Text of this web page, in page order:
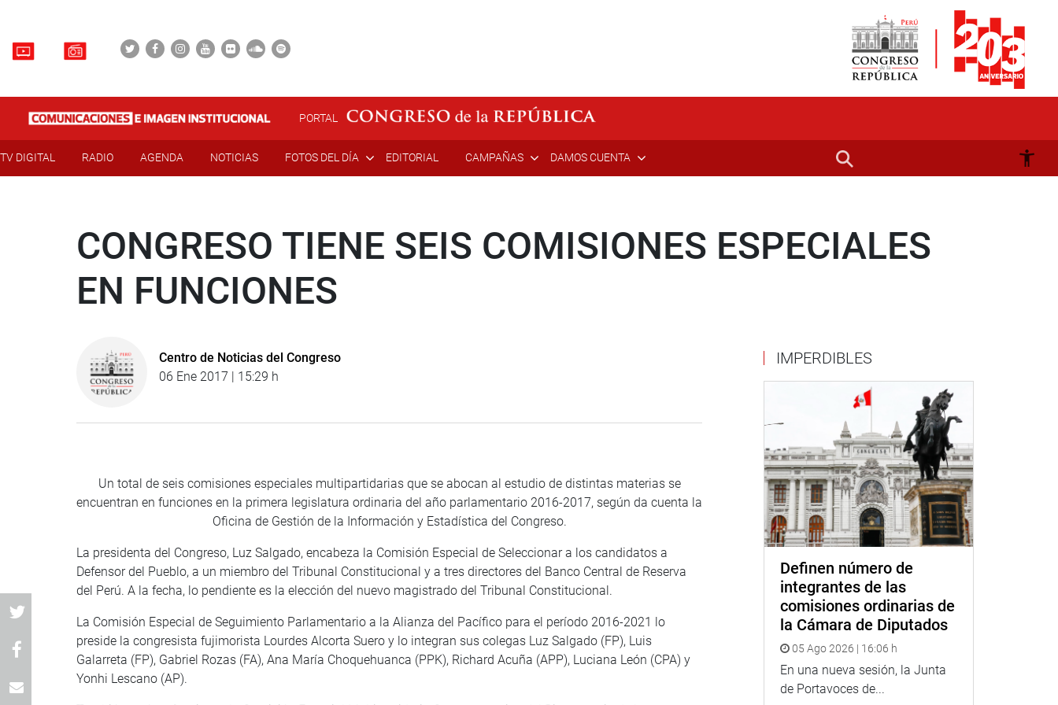
PORTAL
TV DIGITAL RADIO AGENDA NOTICIAS FOTOS DEL DÍA EDITORIAL CAMPAÑAS DAMOS CUENTA
CONGRESO TIENE SEIS COMISIONES ESPECIALES
EN FUNCIONES
Centro de Noticias del Congreso
06 Ene 2017 | 15:29 h
Un total de seis comisiones especiales multipartidarias que se abocan al estudio de distintas materias se
encuentran en funciones en la primera legislatura ordinaria del año parlamentario 2016-2017, según da cuenta la
Oficina de Gestión de la Información y Estadística del Congreso.
La presidenta del Congreso, Luz Salgado, encabeza la Comisión Especial de Seleccionar a los candidatos a
Defensor del Pueblo, a un miembro del Tribunal Constitucional y a tres directores del Banco Central de Reserva
del Perú. A la fecha, lo pendiente es la elección del nuevo magistrado del Tribunal Constitucional.
La Comisión Especial de Seguimiento Parlamentario a la Alianza del Pacífico para el período 2016-2021 lo
preside la congresista fujimorista Lourdes Alcorta Suero y lo integran sus colegas Luz Salgado (FP), Luis
Galarreta (FP), Gabriel Rozas (FA), Ana María Choquehuanca (PPK), Richard Acuña (APP), Luciana León (CPA) y
Yonhi Lescano (AP).
IMPERDIBLES
Definen número de
integrantes de las
comisiones ordinarias de
la Cámara de Diputados
05 Ago 2026 | 16:06 h
En una nueva sesión, la Junta
de Portavoces de...